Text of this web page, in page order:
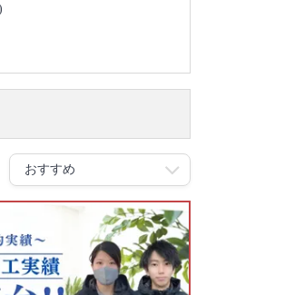
〜27,000円(税込)
〜29,000円(税込)
天井埋め
円(税込)
天井吊り型